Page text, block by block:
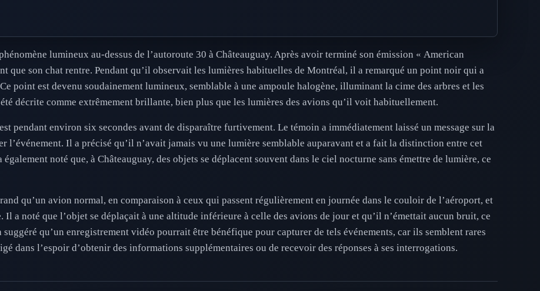
lumineux au-dessus de l’autoroute 30 à Châteauguay. Après avoir terminé son émission « American
que son chat rentre. Pendant qu’il observait les lumières habituelles de Montréal, il a remarqué un point noir qui a
point est devenu soudainement lumineux, semblable à une ampoule halogène, illuminant la cime des arbres et les
décrite comme extrêmement brillante, bien plus que les lumières des avions qu’il voit habituellement.
pendant environ six secondes avant de disparaître furtivement. Le témoin a immédiatement laissé un message sur la
l’événement. Il a précisé qu’il n’avait jamais vu une lumière semblable auparavant et a fait la distinction entre cet
noté que, à Châteauguay, des objets se déplacent souvent dans le ciel nocturne sans émettre de lumière, ce
qu’un avion normal, en comparaison à ceux qui passent régulièrement en journée dans le couloir de l’aéroport, et
a noté que l’objet se déplaçait à une altitude inférieure à celle des avions de jour et qu’il n’émettait aucun bruit, ce
qu’un enregistrement vidéo pourrait être bénéfique pour capturer de tels événements, car ils semblent rares
dans l’espoir d’obtenir des informations supplémentaires ou de recevoir des réponses à ses interrogations.